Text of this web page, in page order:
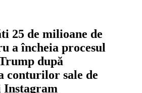
25 de milioane de
a încheia procesul
după
conturilor sale de
Instagram